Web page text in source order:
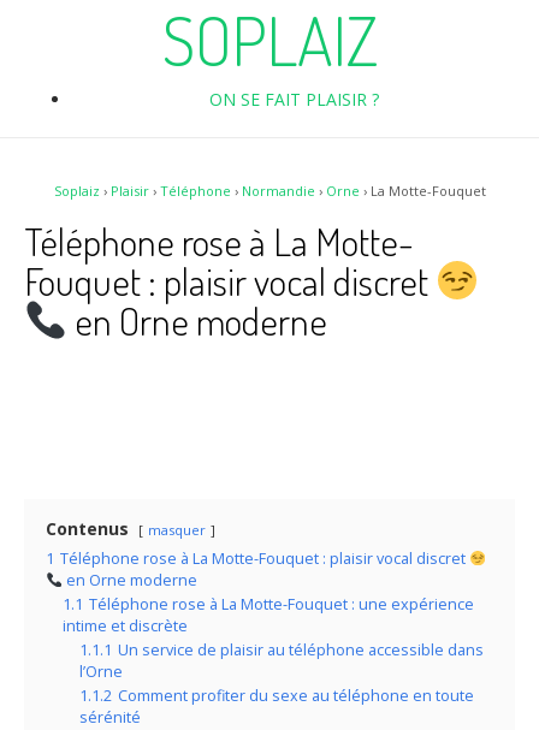
SOPLAIZ
ON SE FAIT PLAISIR ?
Soplaiz › Plaisir› Téléphone › Normandie › Orne › La Motte-Fouquet
Téléphone rose à La Motte-
Fouquet : plaisir vocal discret
en Orne moderne
Contenus masquer
1 Téléphone rose à La Motte-Fouquet : plaisir vocal discret
en Orne moderne
1.1 Téléphone rose à La Motte-Fouquet : une expérience
intime et discrète
1.1.1 Un service de plaisir au téléphone accessible dans
l’Orne
1.1.2 Comment profiter du sexe au téléphone en toute
sérénité